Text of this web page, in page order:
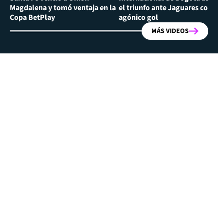
Magdalena y tomó ventaja en la
Copa BetPlay
el triunfo ante Jaguares con
agónico gol
MÁS VIDEOS